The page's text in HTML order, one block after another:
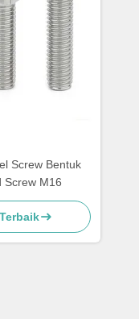
Screw Bentuk
Screw M16